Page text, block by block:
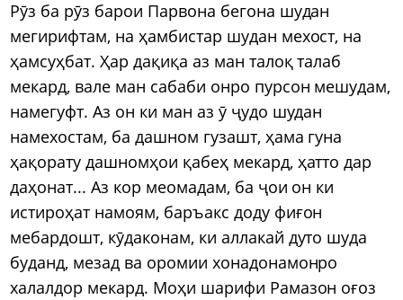
Рӯз ба рӯз барои Парвона бегона шудан
мегирифтам, на ҳамбистар шудан мехост, на
ҳамсуҳбат. Ҳар дақиқа аз ман талоқ талаб
мекард, вале ман сабаби онро пурсон мешудам,
намегуфт. Аз он ки ман аз ӯ ҷудо шудан
намехостам, ба дашном гузашт, ҳама гуна
ҳақорату дашномҳои қабеҳ мекард, ҳатто дар
даҳонат... Аз кор меомадам, ба ҷои он ки
истироҳат намоям, баръакс доду фиғон
мебардошт, кӯдаконам, ки аллакай дуто шуда
буданд, мезад ва оромии хонадонамонро
халалдор мекард. Моҳи шарифи Рамазон оғоз